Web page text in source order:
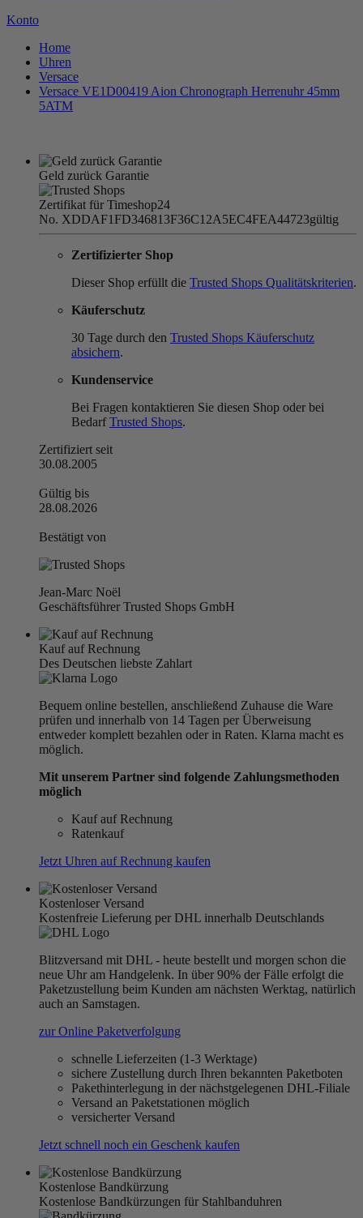
Konto
Home
Uhren
Versace
Versace VE1D00419 Aion Chronograph Herrenuhr 45mm
5ATM
Geld zurück Garantie
Zertifikat für Timeshop24
No. XDDAF1FD346813F36C12A5EC4FEA44723gültig
Zertifizierter Shop
Dieser Shop erfüllt die Trusted Shops Qualitätskriterien.
Käuferschutz
30 Tage durch den Trusted Shops Käuferschutz
absichern.
Kundenservice
Bei Fragen kontaktieren Sie diesen Shop oder bei
BedarfTrusted Shops.
Zertifiziert seit
30.08.2005
Gültig bis
28.08.2026
Bestätigt von
Jean-Marc Noël
Geschäftsführer Trusted Shops GmbH
Kauf auf Rechnung
Des Deutschen liebste Zahlart
Bequem online bestellen, anschließend Zuhause die Ware
prüfen und innerhalb von 14 Tagen per Überweisung
entweder komplett bezahlen oder in Raten. Klarna macht es
möglich.
Mit unserem Partner sind folgende Zahlungsmethoden
möglich
Kauf auf Rechnung
Ratenkauf
Jetzt Uhren auf Rechnung kaufen
Kostenloser Versand
Kostenfreie Lieferung per DHL innerhalb Deutschlands
Blitzversand mit DHL - heute bestellt und morgen schon die
neue Uhr am Handgelenk. In über 90% der Fälle erfolgt die
Paketzustellung beim Kunden am nächsten Werktag, natürlich
auch an Samstagen.
zur Online Paketverfolgung
schnelle Lieferzeiten (1-3 Werktage)
sichere Zustellung durch Ihren bekannten Paketboten
Pakethinterlegung in der nächstgelegenen DHL-Filiale
Versand an Paketstationen möglich
versicherter Versand
Jetzt schnell noch ein Geschenk kaufen
Kostenlose Bandkürzung
Kostenlose Bandkürzungen für Stahlbanduhren